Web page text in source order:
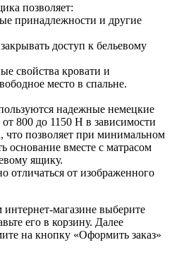
позволяет:
принадлежности и другие
доступ к бельевому
свойства кровати и
место в спальне.
надежные немецкие
800 до 1150 Н в зависимости
что позволяет при минимальном
основание вместе с матрасом
ящику.
отличаться от изображенного
магазине выберите
его в корзину. Далее
на кнопку «Оформить заказ»